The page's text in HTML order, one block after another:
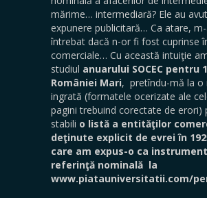
mărime… intermediară? Ele au
expunere publicitară… Ca atare,
întrebat dacă n-or fi fost cuprinse
comerciale… Cu această intuiţie
studiul anuarului SOCEC pentru
României Mari, pretîndu-mă la o
ingrată (formatele ocerizate ale
pagini trebuind corectate de erori)
stabili o listă a entităţilor
deţinute explicit de evrei în
care am expus-o ca
referinţă nominală la
www.piatauniversitatii.com/